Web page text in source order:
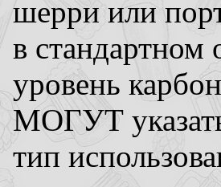
шерри или
в
уровень
МОГУТ
тип